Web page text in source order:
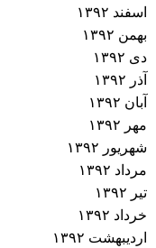
اسفند ۱۳۹۲
بهمن ۱۳۹۲
دی ۱۳۹۲
آذر ۱۳۹۲
آبان ۱۳۹۲
مهر ۱۳۹۲
شهریور ۱۳۹۲
مرداد ۱۳۹۲
تیر ۱۳۹۲
خرداد ۱۳۹۲
اردیبهشت ۱۳۹۲